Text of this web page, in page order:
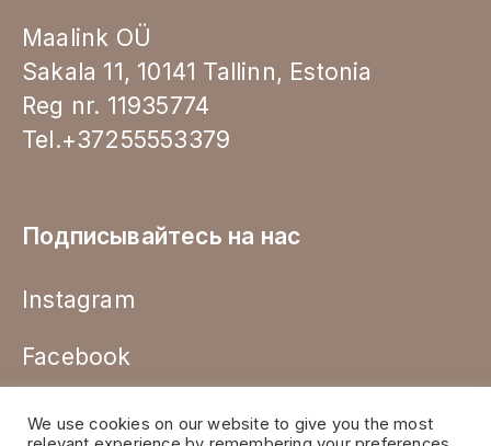
Maalink OÜ
Sakala 11, 10141 Tallinn, Estonia
Reg nr. 11935774
Tel.+37255553379
Подписывайтесь на нас
Instagram
Facebook
We use cookies on our website to give you the most